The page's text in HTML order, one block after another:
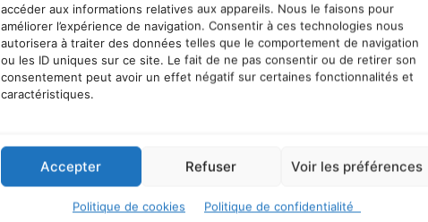
accéder aux informations relatives aux appareils. Nous le faisons pour
améliorer l’expérience de navigation. Consentir à ces technologies nous
autorisera à traiter des données telles que le comportement de navigation
ou les ID uniques sur ce site. Le fait de ne pas consentir ou de retirer son
consentement peut avoir un effet négatif sur certaines fonctionnalités et
caractéristiques.
Accepter Refuser Voir les préférences
Politique de cookies Politique de confidentialité